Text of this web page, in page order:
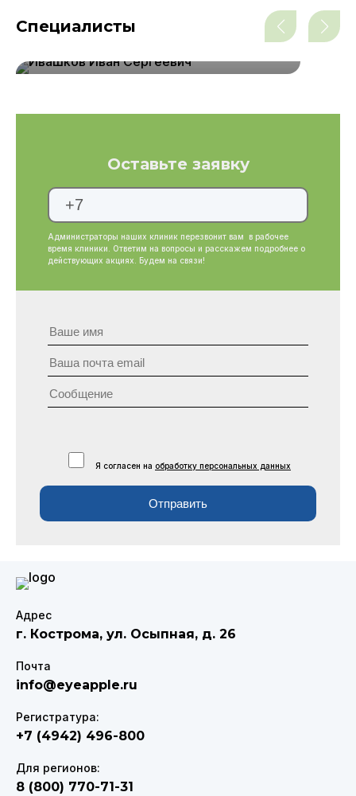
Специалисты
врач-офтальмолог
Оставьте заявку
Администраторы наших клиник перезвонит вам в рабочее
время клиники. Ответим на вопросы и расскажем подробнее о
действующих акциях. Будем на связи!
Я согласен на обработку персональных данных
Отправить
Адрес
г. Кострома, ул. Осыпная, д. 26
Почта
info@eyeapple.ru
Регистратура:
+7 (4942) 496-800
Для регионов:
8 (800) 770-71-31